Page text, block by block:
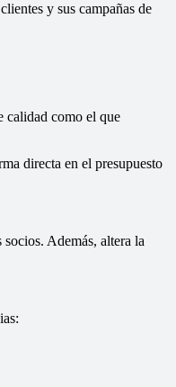
y sus campañas de
calidad como el que
directa en el presupuesto
Además, altera la